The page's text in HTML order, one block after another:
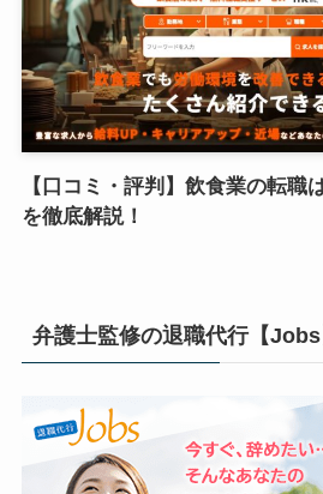
【口コミ・評判】飲食業の転職
を徹底解説！
弁護士監修の退職代行【Jobs